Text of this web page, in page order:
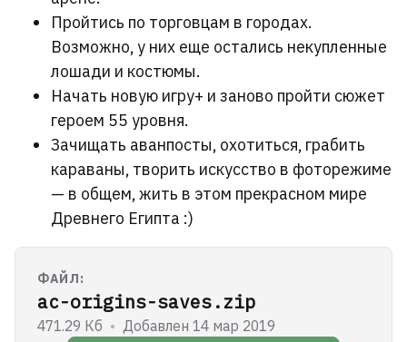
Пройтись по торговцам в городах.
Возможно, у них еще остались некупленные
лошади и костюмы.
Начать новую игру+ и заново пройти сюжет
героем 55 уровня.
Зачищать аванпосты, охотиться, грабить
караваны, творить искусство в фоторежиме
— в общем, жить в этом прекрасном мире
Древнего Египта :)
ФАЙЛ:
ac-origins-saves.zip
471.29 Кб • Добавлен 14 мар 2019